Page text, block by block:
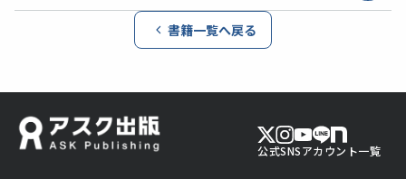
書籍一覧へ戻る
公式SNSアカウント一覧